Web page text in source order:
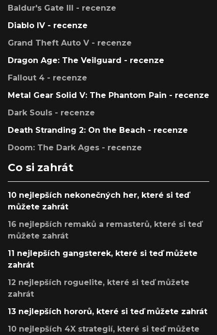
Baldur's Gate III - recenze
Diablo IV - recenze
Grand Theft Auto V - recenze
Dragon Age: The Veilguard - recenze
Fallout 4 - recenze
Metal Gear Solid V: The Phantom Pain - recenze
Dark Souls - recenze
Death Stranding 2: On the Beach - recenze
Doom: The Dark Ages - recenze
Co si zahrát
10 nejlepších nekonečných her, které si teď
můžete zahrát
16 nejlepších remaků a remasterů, které si teď
můžete zahrát
11 nejlepších gangsterek, které si teď můžete
zahrát
12 nejlepších roguelite, které si teď můžete
zahrát
13 nejlepších hororů, které si teď můžete zahrát
10 nejlepších 4X strategií, které si teď můžete